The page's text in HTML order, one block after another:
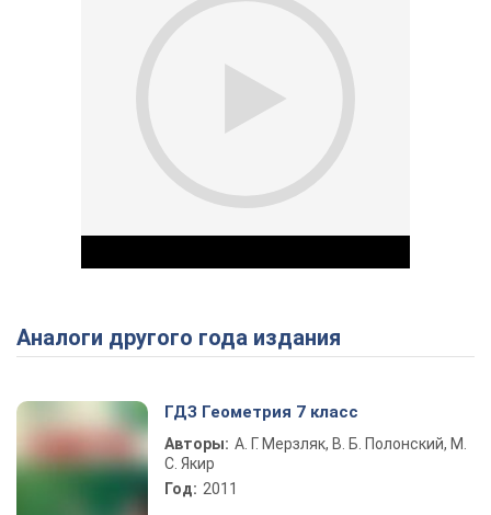
Play Video
Аналоги другого года издания
ГДЗ Геометрия 7 класс
Авторы: А. Г. Мерзляк, В. Б. Полонский, М.
С. Якир
Год: 2011